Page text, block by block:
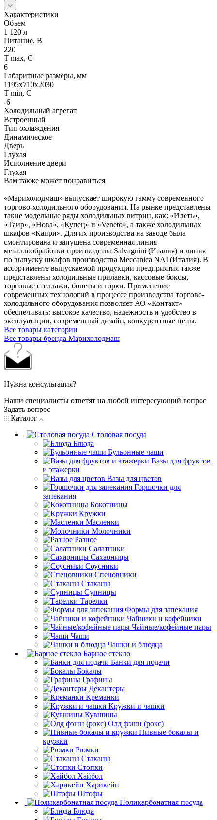
Характеристики
Объем
1 120 л
Питание, В
220
Т max, С
6
Габаритные размеры, мм
1195x710x2030
Т min, С
-6
Холодильный агрегат
Встроенный
Тип охлаждения
Динамическое
Дверь
Глухая
Исполнение двери
Глухая
Вам также может понравиться
«Марихолодмаш» выпускает широкую гамму современного
торгово-холодильного оборудования. На рынке представлены
такие модельные ряды холодильных витрин, как: «Илеть»,
«Таир», «Нова», «Купец» и «Veneto», а также холодильных
шкафов «Капри». Для их производства на заводе была
смонтирована и запущена современная линия
металлообработки производства Salvagnini (Италия) и линия
по выпуску шкафов производства Meccanica NAI (Италия). В
ассортименте выпускаемой продукции предприятия также
представлены холодильные прилавки, кассовые боксы,
торговые стеллажи, бонеты и горки. Применение
современных технологий в процессе производства торгово-
холодильного оборудования позволяет АО «Контакт»
обеспечивать: высокое качество, надежность и удобство в
эксплуатации, современный дизайн, конкурентные цены.
Все товары категории
Все товары бренда Марихолодмаш
Нужна консультация?
Наши специалисты ответят на любой интересующий вопрос
Задать вопрос
Каталог
Столовая посуда
Блюда
Бульонные чаши
Вазы для фруктов
и этажерки
Вазы для цветов
Горшочки для
запекания
Кокотницы
Кружки
Масленки
Молочники
Разное
Салатники
Сахарницы
Соусники
Спецовники
Стаканы
Супницы
Тарелки
Формы для запекания
Чайники и кофейники
Чайные/кофейные пары
Чаши
Чашки и блюдца
Барное стекло
Банки для подачи
Бокалы
Графины
Декантеры
Креманки
Кружки и чашки
Кувшины
Олд фэшн (рокс)
Пивные бокалы и
кружки
Рюмки
Стаканы
Стопки
Хайбол
Харикейн
Штофы
Поликарбонатная посуда
Блюда